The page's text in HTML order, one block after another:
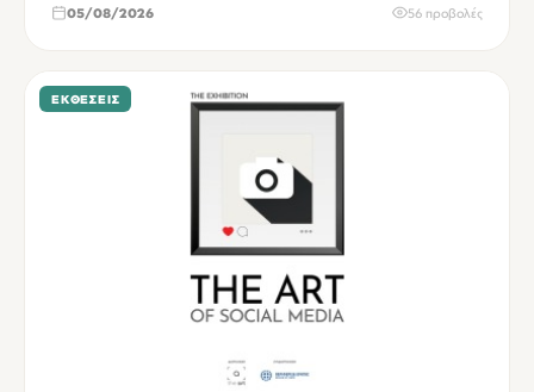
05/08/2026 56 προβολές
ΕΚΘΈΣΕΙΣ